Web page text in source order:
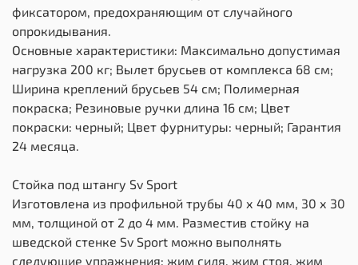
фиксатором, предохраняющим от случайного
опрокидывания.
Основные характеристики: Максимально допустимая
нагрузка 200 кг; Вылет брусьев от комплекса 68 см;
Ширина креплений брусьев 54 см; Полимерная
покраска; Резиновые ручки длина 16 см; Цвет
покраски: черный; Цвет фурнитуры: черный; Гарантия
24 месяца.
Стойка под штангу Sv Sport
Изготовлена из профильной трубы 40 х 40 мм, 30 х 30
мм, толщиной от 2 до 4 мм. Разместив стойку на
шведской стенке Sv Sport можно выполнять
следующие упражнения: жим сидя, жим стоя, жим